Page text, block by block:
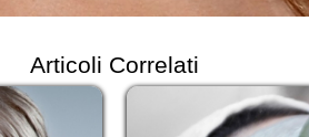
Articoli Correlati